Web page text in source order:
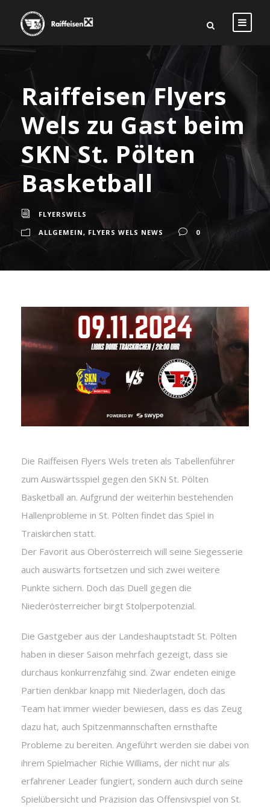
Raiffeisen Flyers
Wels zu Gast beim
SKN St. Pölten
Basketball
FLYERSWELS
ALLGEMEIN, FLYERS WELS NEWS 0
Die Raiffeisen Flyers Wels treten als Tabellenführer
zum Auswärtsspiel gegen den SKN St. Pölten
Basketball an. Aufgrund der weiterhin bestehenden
Hallenprobleme in St. Pölten findet das Spiel in
Traiskirchen statt.
Der Favorit aus Oberösterreich will seine Siegesserie
auch auswärts fortsetzen und sich zwei weitere
Punkte sichern. Doch das Duell gegen die
Niederösterreicher birgt Stolperpotenzial.
Die Gastgeber aus der Landeshauptstadt St. Pölten
haben in dieser Saison mehrfach gezeigt, dass sie
durchaus konkurrenzfähig sind. Zwar endeten einige
Partien denkbar knapp mit Niederlagen, doch das
Team hat immer wieder bewiesen, dass es das Zeug
dazu hat, auch Spitzenmannschaften ernsthafte
Probleme zu bereiten. Angeführt werden sie dabei von
ihrem Spielmacher Richie Williams, der nicht nur als
erfahrener Leader fungiert, sondern auch durch seine
Spielübersicht und Präzision das Offensivspiel von St.